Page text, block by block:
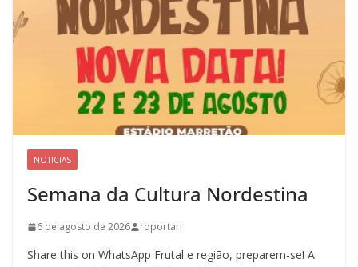
NOTICIAS
Semana da Cultura Nordestina
6 de agosto de 2026 rdportari
Share this on WhatsApp Frutal e região, preparem-se! A